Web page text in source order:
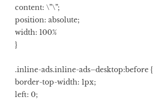
content: \”\”;
position: absolute;
width: 100%
}
.inline-ads.inline-ads–desktop:before {
border-top-width: 1px;
left: 0;